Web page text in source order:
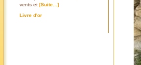
vents et [Suite...]
Livre d'or